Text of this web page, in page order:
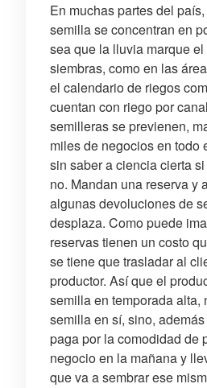
En muchas partes del
semilla se concentran en
sea que la lluvia marque
siembras, como en las
el calendario de riegos
cuentan con riego por
semilleras se previenen,
miles de negocios en todo
sin saber a ciencia cierta
no. Mandan una reserva y
algunas devoluciones de
desplaza. Como puede
reservas tienen un costo
se tiene que trasladar al
productor. Así que el
semilla en temporada alta,
semilla en sí, sino,
paga por la comodidad de
negocio en la mañana y
que va a sembrar ese